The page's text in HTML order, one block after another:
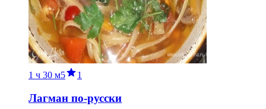
1 ч 30 м5 1
Лагман по-русски